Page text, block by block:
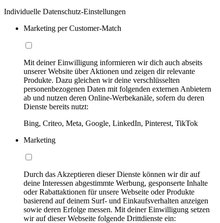
Individuelle Datenschutz-Einstellungen
Marketing per Customer-Match
Mit deiner Einwilligung informieren wir dich auch abseits
unserer Website über Aktionen und zeigen dir relevante
Produkte. Dazu gleichen wir deine verschlüsselten
personenbezogenen Daten mit folgenden externen Anbietern
ab und nutzen deren Online-Werbekanäle, sofern du deren
Dienste bereits nutzt:
Bing, Criteo, Meta, Google, LinkedIn, Pinterest, TikTok
Marketing
Durch das Akzeptieren dieser Dienste können wir dir auf
deine Interessen abgestimmte Werbung, gesponserte Inhalte
oder Rabattaktionen für unsere Webseite oder Produkte
basierend auf deinem Surf- und Einkaufsverhalten anzeigen
sowie deren Erfolge messen. Mit deiner Einwilligung setzen
wir auf dieser Webseite folgende Drittdienste ein: